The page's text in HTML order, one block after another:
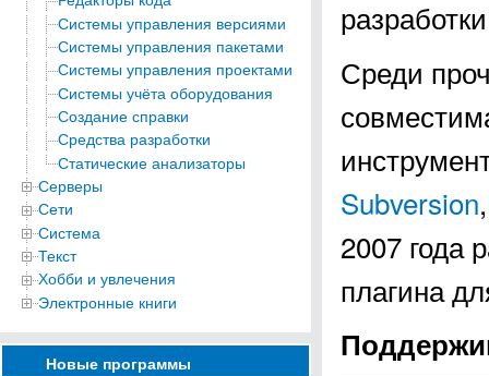
Системы управления версиями
Системы управления пакетами
Системы управления проектами
Системы учёта оборудования
Создание справки
Средства разработки
Статические анализаторы
Серверы
Сети
Система
Текст
Хобби и увлечения
Электронные книги
Новые программы
Среди
Subversion
2007 года
плагина